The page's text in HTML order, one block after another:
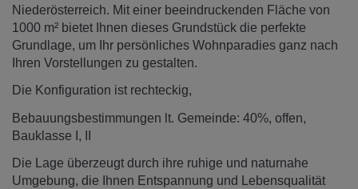
Niederösterreich. Mit einer beeindruckenden Fläche von
1000 m² bietet Ihnen dieses Grundstück die perfekte
Grundlage, um Ihr persönliches Wohnparadies ganz nach
Ihren Vorstellungen zu gestalten.
Die Konfiguration ist rechteckig,
Bebauungsbestimmungen lt. Gemeinde: 40%, offen,
Bauklasse I, II
Die Lage überzeugt durch ihre ruhige und naturnahe
Umgebung, die Ihnen Entspannung und Lebensqualität